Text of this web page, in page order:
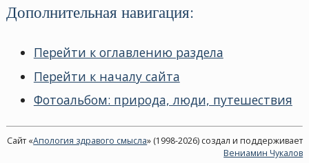
Дополнительная навигация:
Перейти к оглавлению раздела
Перейти к началу сайта
Фотоальбом: природа, люди, путешествия
Сайт «Апология здравого смысла» (1998-2026) создал и поддерживает
Вениамин Чукалов